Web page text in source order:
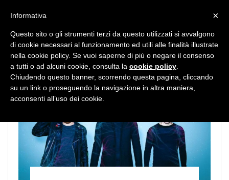
×
Informativa
Questo sito o gli strumenti terzi da questo utilizzati si avvalgono
di cookie necessari al funzionamento ed utili alle finalità illustrate
nella cookie policy. Se vuoi saperne di più o negare il consenso
a tutti o ad alcuni cookie, consulta la cookie policy
Chiudendo questo banner, scorrendo questa pagina, cliccando
su un link o proseguendo la navigazione in altra maniera,
acconsenti all’uso dei cookie.